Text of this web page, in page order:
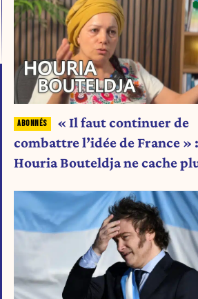
« Il faut continuer de
combattre l’idée de France » :
Houria Bouteldja ne cache